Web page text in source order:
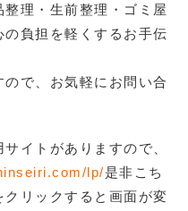
理・生前整理・ゴミ屋
負担を軽くするお手伝
で、お気軽にお問い合
イトがありますので、
lp/是非こち
リックすると画面が変